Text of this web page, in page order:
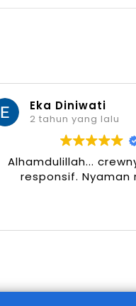
Eka Diniwati
2 tahun yang lalu
Alhamdulillah...
responsif. Nyaman